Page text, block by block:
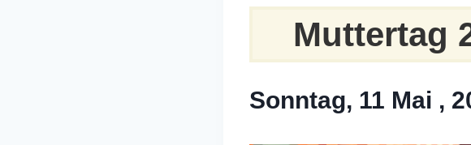
Muttertag
Sonntag, 11 Mai ,